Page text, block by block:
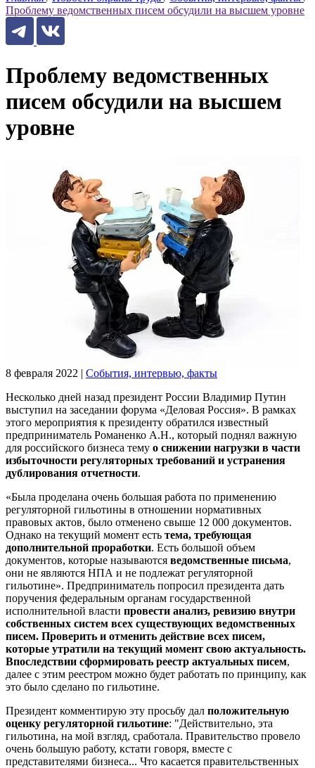
Проблему ведомственных писем обсудили на высшем уровне
Проблему ведомственных
писем обсудили на высшем
уровне
8 февраля 2022 | События, интервью, факты
Несколько дней назад президент России Владимир Путин
выступил на заседании форума «Деловая Россия». В рамках
этого мероприятия к президенту обратился известный
предприниматель Романенко А.Н., который поднял важную
для российского бизнеса тему о снижении нагрузки в части
избыточности регуляторных требований и устранения
дублирования отчетности.
«Была проделана очень большая работа по применению
регуляторной гильотины в отношении нормативных
правовых актов, было отменено свыше 12 000 документов.
Однако на текущий момент есть тема, требующая
дополнительной проработки. Есть большой объем
документов, которые называются ведомственные письма,
они не являются НПА и не подлежат регуляторной
гильотине». Предприниматель попросил президента дать
поручения федеральным органам государственной
исполнительной власти провести анализ, ревизию внутри
собственных систем всех существующих ведомственных
писем. Проверить и отменить действие всех писем,
которые утратили на текущий момент свою актуальность.
Впоследствии сформировать реестр актуальных писем,
далее с этим реестром можно будет работать по принципу, как
это было сделано по гильотине.
Президент комментирую эту просьбу дал положительную
оценку регуляторной гильотине: "Действительно, эта
гильотина, на мой взгляд, сработала. Правительство провело
очень большую работу, кстати говоря, вместе с
представителями бизнеса... Что касается правительственных